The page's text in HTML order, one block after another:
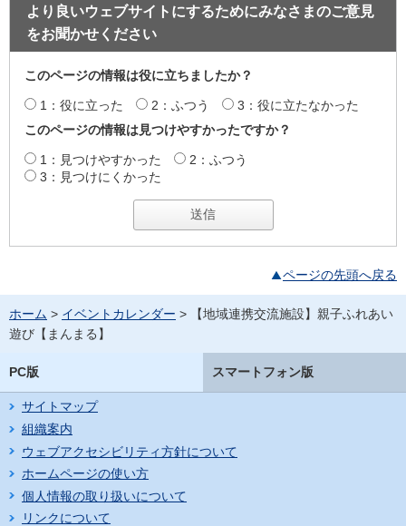
より良いウェブサイトにするためにみなさまのご意見
をお聞かせください
このページの情報は役に立ちましたか？
1：役に立った 2：ふつう
3：役に立たなかった
このページの情報は見つけやすかったですか？
1：見つけやすかった
2：ふつう
3：見つけにくかった
ページの先頭へ戻る
ホーム > イベントカレンダー > 【地域連携交流施設】親子ふれあい
遊び【まんまる】
PC版 スマートフォン版
サイトマップ
組織案内
ウェブアクセシビリティ方針について
ホームページの使い方
個人情報の取り扱いについて
リンクについて